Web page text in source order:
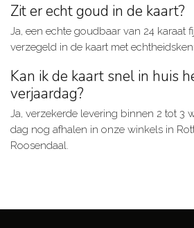
Zit er echt goud in de kaart?
Ja, een echte goudbaar van 24 karaat
verzegeld in de kaart met
Kan ik de kaart snel in huis
verjaardag?
Ja, verzekerde levering binnen 2 tot 3
dag nog afhalen in onze winkels in
Roosendaal.